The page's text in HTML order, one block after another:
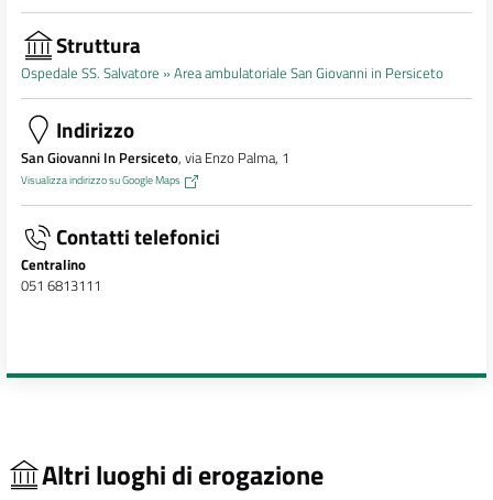
Struttura
Ospedale SS. Salvatore »Area ambulatoriale San Giovanni in Persiceto
Indirizzo
San Giovanni In Persiceto, via Enzo Palma, 1
Visualizza indirizzo su Google Maps
Contatti telefonici
Centralino
051 6813111
Altri luoghi di erogazione